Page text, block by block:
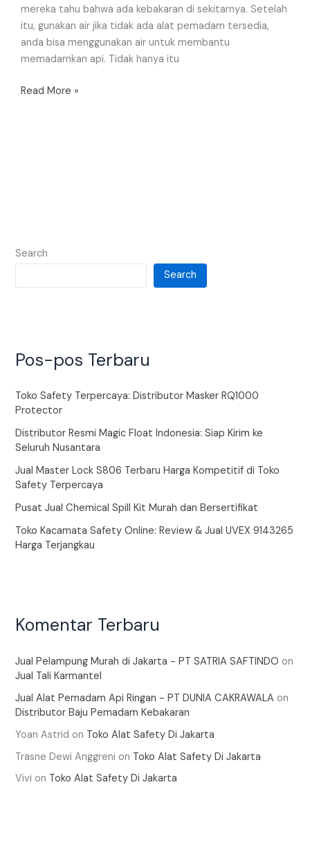
mereka tahu bahwa ada kebakaran di sekitarnya. Setelah
itu, gunakan air jika tidak ada alat pemadam tersedia,
anda bisa menggunakan air untuk membantu
memadamkan api. Tidak hanya itu
Read More »
Search
Search
Pos-pos Terbaru
Toko Safety Terpercaya: Distributor Masker RQ1000
Protector
Distributor Resmi Magic Float Indonesia: Siap Kirim ke
Seluruh Nusantara
Jual Master Lock S806 Terbaru Harga Kompetitif di Toko
Safety Terpercaya
Pusat Jual Chemical Spill Kit Murah dan Bersertifikat
Toko Kacamata Safety Online: Review & Jual UVEX 9143265
Harga Terjangkau
Komentar Terbaru
Jual Pelampung Murah di Jakarta - PT SATRIA SAFTINDO on
Jual Tali Karmantel
Jual Alat Pemadam Api Ringan - PT DUNIA CAKRAWALA on
Distributor Baju Pemadam Kebakaran
Yoan Astrid on Toko Alat Safety Di Jakarta
Trasne Dewi Anggreni on Toko Alat Safety Di Jakarta
Vivi on Toko Alat Safety Di Jakarta